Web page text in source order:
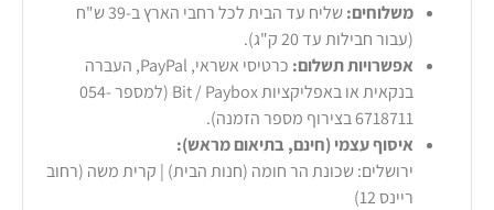
משלוחים:
שליח עד הבית לכל רחבי הארץ ב-39 ש"ח
(עבור חבילות עד 20 ק"ג).
אפשרויות תשלום:
כרטיסי אשראי, PayPal, העברה
בנקאית או באפליקציות Bit / Paybox (למספר 054-
6718711 בצירוף מספר הזמנה).
איסוף עצמי (חינם, בתיאום מראש):
ירושלים: שכונת הר חומה (חנות הבית) | קרית משה (רחוב
ריינס 12)